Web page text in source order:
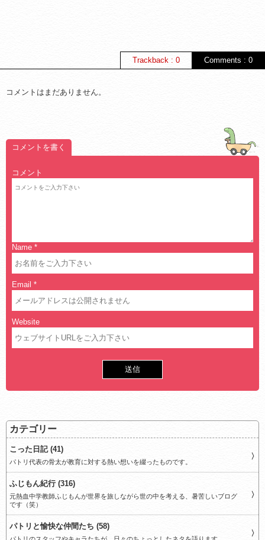
Comments : 0
Trackback : 0
コメントはまだありません。
コメントを書く
コメント
Name *
Email *
Website
カテゴリー
こった日記 (41)
パトリ代表の骨太が教育に対する熱い想いを綴ったものです。
ふじもん紀行 (316)
元熱血中学教師ふじもんが世界を旅しながら世の中を考える、暑苦しいブログ
です（笑）
パトリと愉快な仲間たち (58)